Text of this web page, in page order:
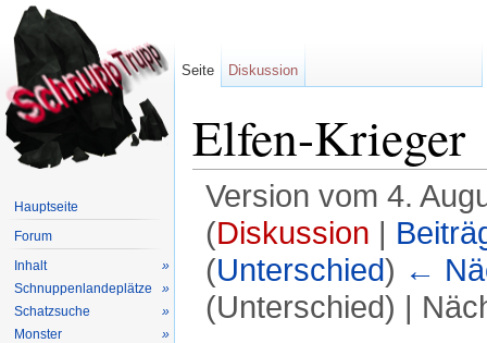
Elfen-Krieger
Version vom 4.
(Diskussion |
(Unterschied) ←
(Unterschied) |
Seite Diskussion
Hauptseite
Forum
Inhalt
»
Schnuppenlandeplätze
»
Schatzsuche
»
Monster
»